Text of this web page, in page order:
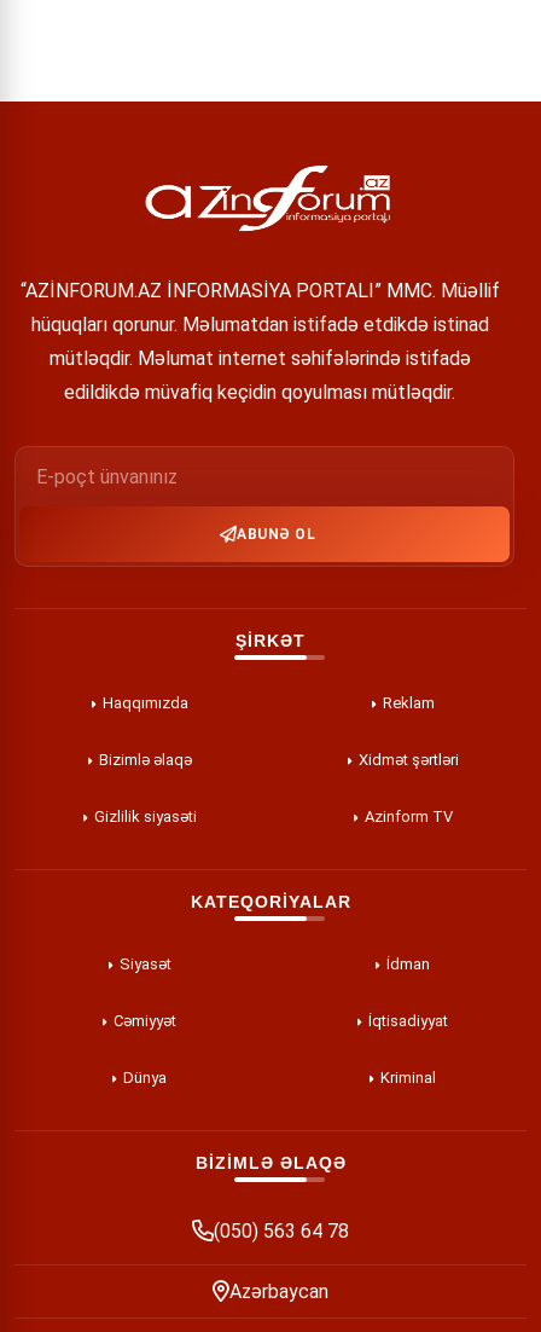
“AZİNFORUM.AZ İNFORMASİYA PORTALI” MMC. Müəllif
hüquqları qorunur. Məlumatdan istifadə etdikdə istinad
mütləqdir. Məlumat internet səhifələrində istifadə
edildikdə müvafiq keçidin qoyulması mütləqdir.
ABUNƏ OL
ŞİRKƏT
Haqqımızda Reklam
Bizimlə əlaqə Xidmət şərtləri
Gizlilik siyasəti Azinform TV
KATEQORİYALAR
Siyasət İdman
Cəmiyyət İqtisadiyyat
Dünya Kriminal
BİZİMLƏ ƏLAQƏ
(050) 563 64 78
Azərbaycan